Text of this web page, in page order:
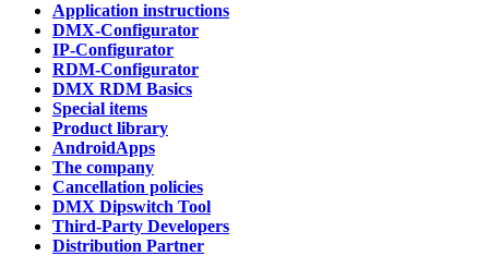
Application instructions
DMX-Configurator
IP-Configurator
RDM-Configurator
DMX RDM Basics
Special items
Product library
AndroidApps
The company
Cancellation policies
DMX Dipswitch Tool
Third-Party Developers
Distribution Partner